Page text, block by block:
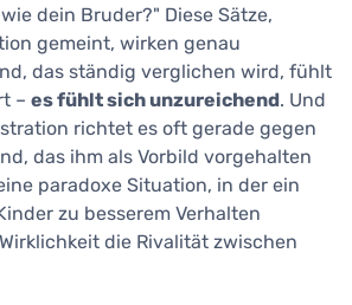
dein Bruder?" Diese Sätze,
gemeint, wirken genau
das ständig verglichen wird, fühlt
– es fühlt sich unzureichend. Und
richtet es oft gerade gegen
das ihm als Vorbild vorgehalten
paradoxe Situation, in der ein
zu besserem Verhalten
die Rivalität zwischen